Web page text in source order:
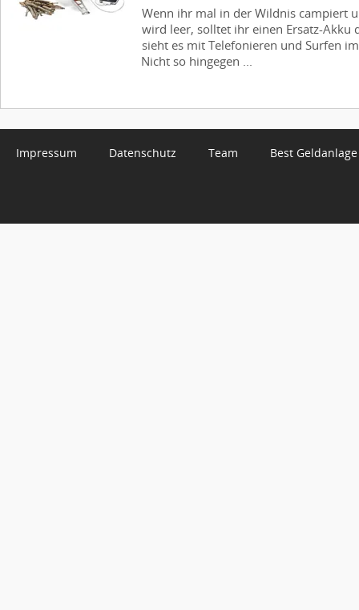
Wenn ihr mal in der Wildnis campiert
wird leer, solltet ihr einen Ersatz-Akku
sieht es mit Telefonieren und Surfen
Nicht so hingegen ...
Impressum Datenschutz Team Best Geldanlage